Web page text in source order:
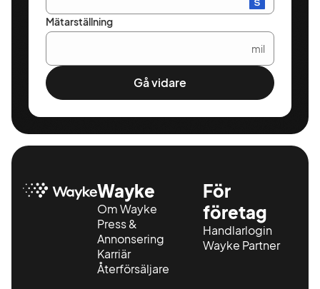
Mätarställning
mil
Gå vidare
Wayke
Om Wayke
Press &
Annonsering
Karriär
Återförsäljare
För
företag
Handlarlogin
Wayke Partner